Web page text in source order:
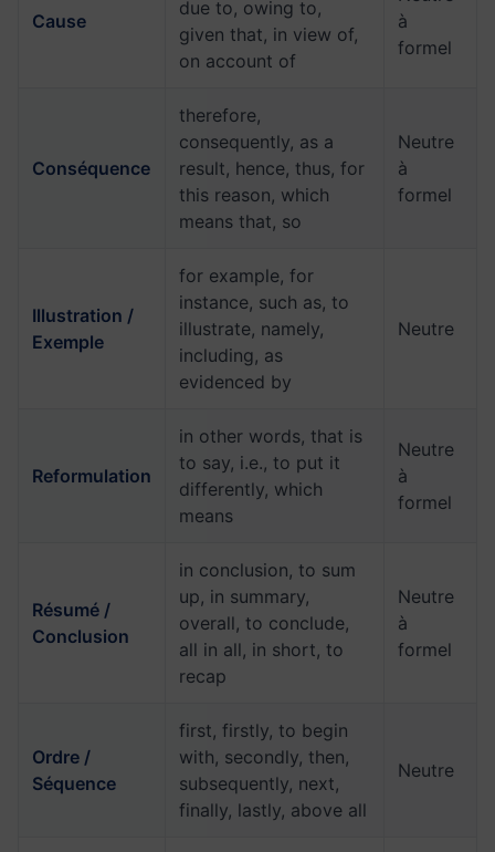
Cause
due to, owing to,
given that, in view of,
on account of
à
formel
Conséquence
therefore,
consequently, as a
result, hence, thus, for
this reason, which
means that, so
Neutre
à
formel
Illustration /
Exemple
for example, for
instance, such as, to
illustrate, namely,
including, as
evidenced by
Neutre
Reformulation
in other words, that is
to say, i.e., to put it
differently, which
means
Neutre
à
formel
Résumé /
Conclusion
in conclusion, to sum
up, in summary,
overall, to conclude,
all in all, in short, to
recap
Neutre
à
formel
Ordre /
Séquence
first, firstly, to begin
with, secondly, then,
subsequently, next,
finally, lastly, above all
Neutre